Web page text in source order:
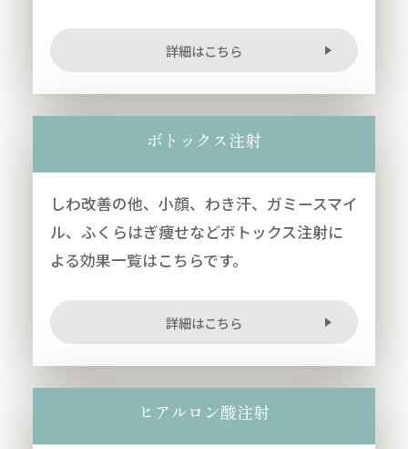
詳細はこちら
ボトックス注射
しわ改善の他、小顔、わき汗、ガミースマイ
ル、ふくらはぎ痩せなどボトックス注射に
よる効果一覧はこちらです。
詳細はこちら
ヒアルロン酸注射